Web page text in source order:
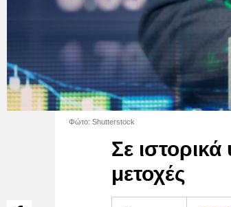
Φώτο: Shutterstock
Σε
μετοχές